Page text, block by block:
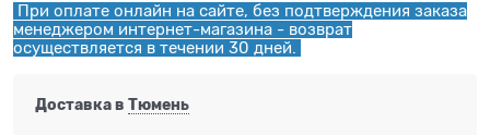
При оплате онлайн на сайте, без подтверждения заказа
менеджером интернет-магазина - возврат
осуществляется в течении 30 дней.
Доставка в Тюмень